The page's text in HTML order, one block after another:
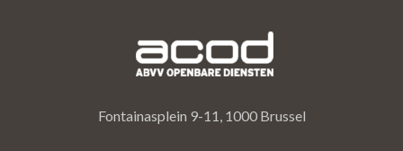
Fontainasplein 9-11, 1000 Brussel